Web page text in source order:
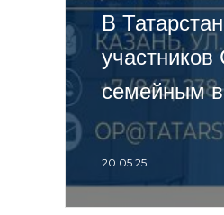
В
семейным
20.05.25